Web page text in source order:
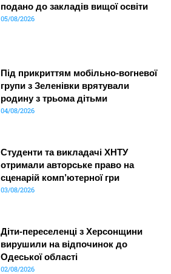
подано до закладів вищої освіти
05/08/2026
Під прикриттям мобільно-вогневої
групи з Зеленівки врятували
родину з трьома дітьми
04/08/2026
Студенти та викладачі ХНТУ
отримали авторське право на
сценарій комп’ютерної гри
03/08/2026
Діти-переселенці з Херсонщини
вирушили на відпочинок до
Одеської області
02/08/2026